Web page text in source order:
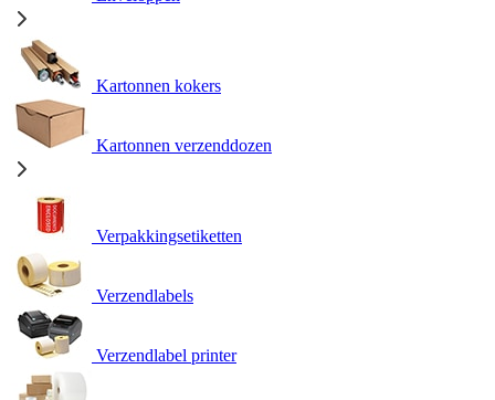
Kartonnen kokers
Kartonnen verzenddozen
Verpakkingsetiketten
Verzendlabels
Verzendlabel printer